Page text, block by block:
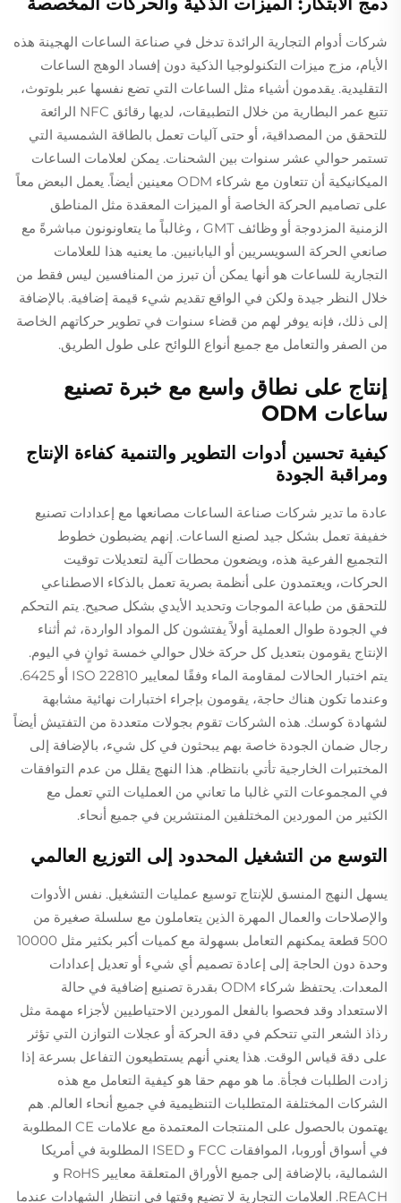
شركات أدوام التجارية الرائدة تدخل في صناعة الساعات الهجينة هذه
الأيام، مزج ميزات التكنولوجيا الذكية دون إفساد الوهج الساعات
التقليدية. يقدمون أشياء مثل الساعات التي تضع نفسها عبر بلوتوث،
تتبع عمر البطارية من خلال التطبيقات، لديها رقائق NFC الرائعة
للتحقق من المصداقية، أو حتى آليات تعمل بالطاقة الشمسية التي
تستمر حوالي عشر سنوات بين الشحنات. يمكن لعلامات الساعات
الميكانيكية أن تتعاون مع شركاء ODM معينين أيضاً. يعمل البعض معاً
على تصاميم الحركة الخاصة أو الميزات المعقدة مثل المناطق
الزمنية المزدوجة أو وظائف GMT ، وغالباً ما يتعاونونون مباشرةً مع
صانعي الحركة السويسريين أو اليابانيين. ما يعنيه هذا للعلامات
التجارية للساعات هو أنها يمكن أن تبرز من المنافسين ليس فقط من
خلال النظر جيدة ولكن في الواقع تقديم شيء قيمة إضافية. بالإضافة
إلى ذلك، فإنه يوفر لهم من قضاء سنوات في تطوير حركاتهم الخاصة
من الصفر والتعامل مع جميع أنواع اللوائح على طول الطريق.
إنتاج على نطاق واسع مع خبرة تصنيع
ساعات ODM
كيفية تحسين أدوات التطوير والتنمية كفاءة الإنتاج
ومراقبة الجودة
عادة ما تدير شركات صناعة الساعات مصانعها مع إعدادات تصنيع
خفيفة تعمل بشكل جيد لصنع الساعات. إنهم يضبطون خطوط
التجميع الفرعية هذه، ويضعون محطات آلية لتعديلات توقيت
الحركات، ويعتمدون على أنظمة بصرية تعمل بالذكاء الاصطناعي
للتحقق من طباعة الموجات وتحديد الأيدي بشكل صحيح. يتم التحكم
في الجودة طوال العملية أولاً يفتشون كل المواد الواردة، ثم أثناء
الإنتاج يقومون بتعديل كل حركة خلال حوالي خمسة ثوانٍ في اليوم.
يتم اختبار الحالات لمقاومة الماء وفقًا لمعايير ISO 22810 أو 6425.
وعندما تكون هناك حاجة، يقومون بإجراء اختبارات نهائية مشابهة
لشهادة كوسك. هذه الشركات تقوم بجولات متعددة من التفتيش أيضاً
رجال ضمان الجودة خاصة بهم يبحثون في كل شيء، بالإضافة إلى
المختبرات الخارجية تأتي بانتظام. هذا النهج يقلل من عدم التوافقات
في المجموعات التي غالبا ما تعاني من العمليات التي تعمل مع
الكثير من الموردين المختلفين المنتشرين في جميع أنحاء.
التوسع من التشغيل المحدود إلى التوزيع العالمي
يسهل النهج المنسق للإنتاج توسيع عمليات التشغيل. نفس الأدوات
والإصلاحات والعمال المهرة الذين يتعاملون مع سلسلة صغيرة من
500 قطعة يمكنهم التعامل بسهولة مع كميات أكبر بكثير مثل 10000
وحدة دون الحاجة إلى إعادة تصميم أي شيء أو تعديل إعدادات
المعدات. يحتفظ شركاء ODM بقدرة تصنيع إضافية في حالة
الاستعداد وقد فحصوا بالفعل الموردين الاحتياطيين لأجزاء مهمة مثل
رذاذ الشعر التي تتحكم في دقة الحركة أو عجلات التوازن التي تؤثر
على دقة قياس الوقت. هذا يعني أنهم يستطيعون التفاعل بسرعة إذا
زادت الطلبات فجأة. ما هو مهم حقا هو كيفية التعامل مع هذه
الشركات المختلفة المتطلبات التنظيمية في جميع أنحاء العالم. هم
يهتمون بالحصول على المنتجات المعتمدة مع علامات CE المطلوبة
في أسواق أوروبا، الموافقات FCC و ISED المطلوبة في أمريكا
الشمالية، بالإضافة إلى جميع الأوراق المتعلقة معايير RoHS و
REACH. العلامات التجارية لا تضيع وقتها في انتظار الشهادات عندما